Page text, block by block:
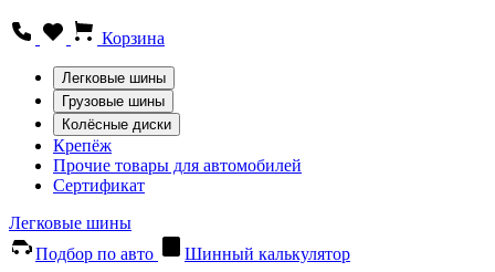
Корзина
Легковые шины
Грузовые шины
Колёсные диски
Крепёж
Прочие товары для автомобилей
Сертификат
Легковые шины
Подбор по авто
Шинный калькулятор